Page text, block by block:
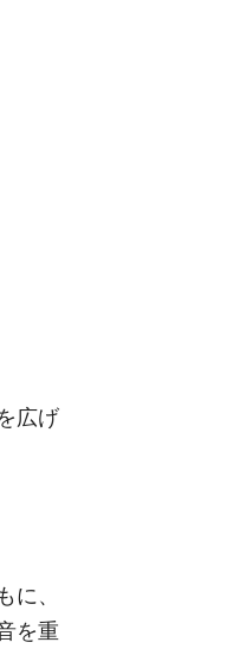
広げ
、
を重